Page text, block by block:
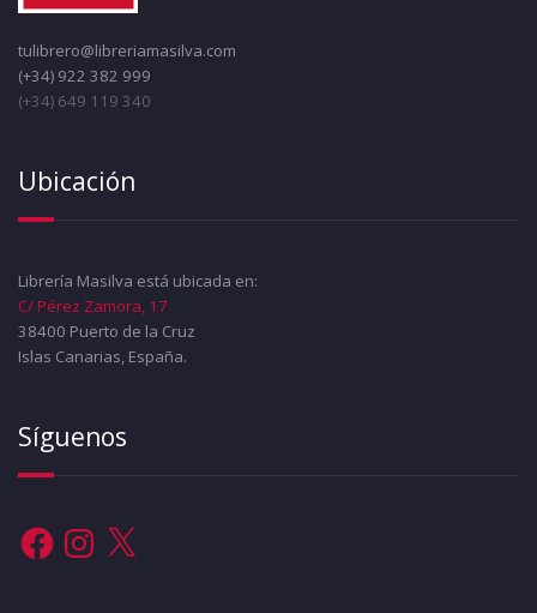
tulibrero@libreriamasilva.com
(+34) 922 382 999
(+34) 649 119 340
Ubicación
Librería Masilva está ubicada en:
C/ Pérez Zamora, 17
38400 Puerto de la Cruz
Islas Canarias, España.
Síguenos
FacebookInstagram
X